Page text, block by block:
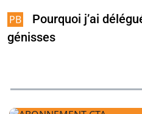
Pourquoi j’ai
génisses